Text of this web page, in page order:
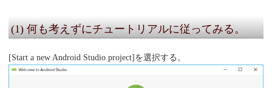
(1) 何も考えずにチュートリアルに従ってみる。
[Start a new Android Studio project]を選択する。